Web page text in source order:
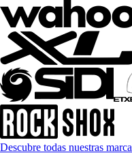
Descubre todas nuestras